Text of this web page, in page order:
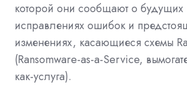
которой они сообщают о будущих
исправлениях ошибок и
изменениях, касающиеся схемы
(Ransomware-as-a-Service,
как-услуга).